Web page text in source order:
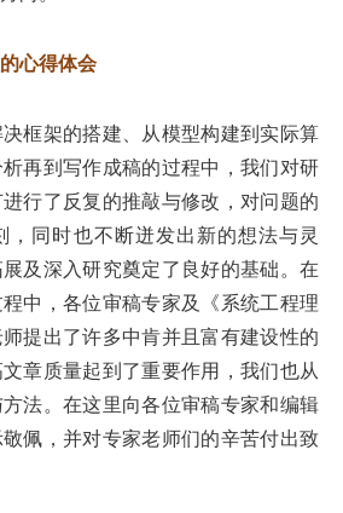
心得体会
框架的搭建、从模型构建到实际算
再到写作成稿的过程中，我们对研
行了反复的推敲与修改，对问题的
，同时也不断迸发出新的想法与灵
及深入研究奠定了良好的基础。在
中，各位审稿专家及《系统工程理
提出了许多中肯并且富有建设性的
章质量起到了重要作用，我们也从
法。在这里向各位审稿专家和编辑
佩，并对专家老师们的辛苦付出致